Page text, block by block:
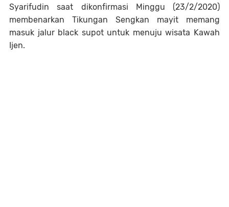
Syarifudin saat dikonfirmasi Minggu (23/2/2020)
membenarkan Tikungan Sengkan mayit memang
masuk jalur black supot untuk menuju wisata Kawah
Ijen.